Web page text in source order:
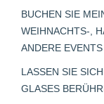
in
new
window
in
new
window
in
new
in
BUCHEN SIE
WEIHNACHTS-,
ANDERE
LASSEN SIE
GLASES